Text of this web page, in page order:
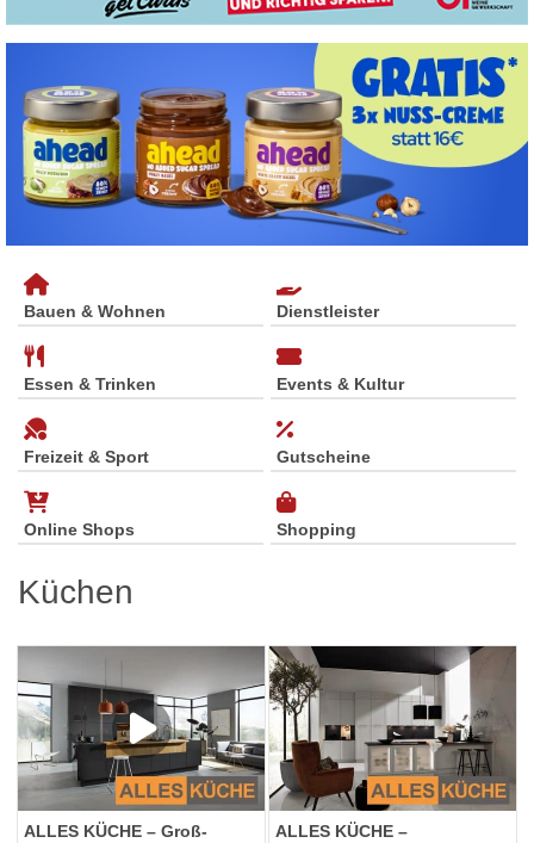
Bauen & Wohnen Dienstleister
Essen & Trinken Events & Kultur
Freizeit & Sport Gutscheine
Online Shops Shopping
Küchen
ALLES KÜCHE – Groß-
ALLES KÜCHE –